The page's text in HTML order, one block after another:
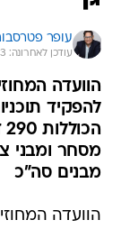
עופר
עודכן לאחרונה: 2.8.2023 / 12:46
הוועדה
להפקיד
מבנים סה"כ
הוועדה